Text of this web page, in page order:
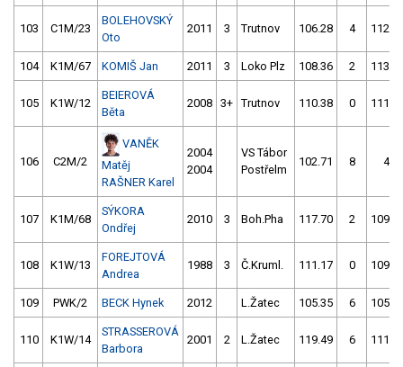
103 C1M/23
BOLEHOVSKÝ
Oto
2011 3 Trutnov 106.28 4
104 K1M/67 KOMIŠ Jan 2011 3 Loko Plz 108.36 2
105 K1W/12
BEIEROVÁ
Běta
2008 3+ Trutnov 110.38 0
106 C2M/2
VANĚK
Matěj
RAŠNER Karel
2004
2004
VS Tábor
Postřelm
102.71 8
107 K1M/68
SÝKORA
Ondřej
2010 3 Boh.Pha 117.70 2
108 K1W/13
FOREJTOVÁ
Andrea
1988 3 Č.Kruml. 111.17 0
109 PWK/2 BECK Hynek 2012 L.Žatec 105.35 6
110 K1W/14
STRASSEROVÁ
Barbora
2001 2 L.Žatec 119.49 6